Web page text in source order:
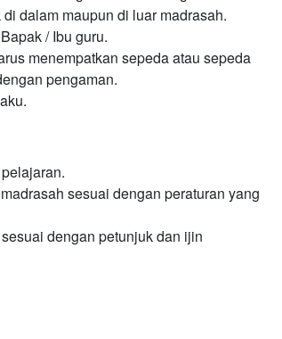
dalam maupun di luar madrasah.
/ Ibu guru.
menempatkan sepeda atau sepeda
pengaman.
sesuai dengan peraturan yang
dengan petunjuk dan ijin